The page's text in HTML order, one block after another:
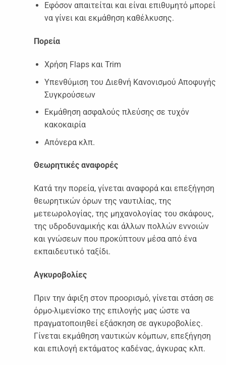
Εφόσον απαιτείται και είναι επιθυμητό μπορεί
να γίνει και εκμάθηση καθέλκυσης.
Πορεία
Χρήση Flaps και Trim
Υπενθύμιση του Διεθνή Κανονισμού Αποφυγής
Συγκρούσεων
Εκμάθηση ασφαλούς πλεύσης σε τυχόν
κακοκαιρία
Απόνερα κλπ.
Θεωρητικές αναφορές
Κατά την πορεία, γίνεται αναφορά και επεξήγηση
θεωρητικών όρων της ναυτιλίας, της
μετεωρολογίας, της μηχανολογίας του σκάφους,
της υδροδυναμικής και άλλων πολλών εννοιών
και γνώσεων που προκύπτουν μέσα από ένα
εκπαιδευτικό ταξίδι.
Αγκυροβολίες
Πριν την άφιξη στον προορισμό, γίνεται στάση σε
όρμο-λιμενίσκο της επιλογής μας ώστε να
πραγματοποιηθεί εξάσκηση σε αγκυροβολίες.
Γίνεται εκμάθηση ναυτικών κόμπων, επεξήγηση
και επιλογή εκτάματος καδένας, άγκυρας κλπ.